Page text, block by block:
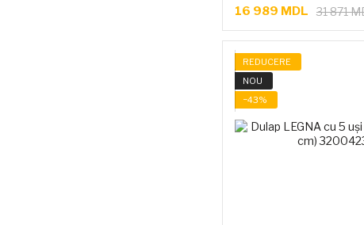
31 871
16 989 MDL
REDUCERE
NOU
−43%